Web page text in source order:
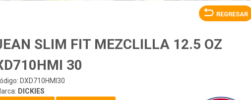
REGRESAR
SLIM FIT MEZCLILLA 12.5 OZ
30
DXD710HMI30
DICKIES